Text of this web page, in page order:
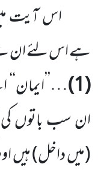
اس آیت میں
ہے اس لئے ان سے
(1)
ان سب باتوں
(میں داخل) ہیں